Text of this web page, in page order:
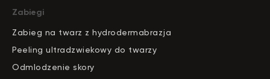
Zabiegi
Zabieg na twarz z hydrodermabrazja
Peeling ultradzwiekowy do twarzy
Odmlodzenie skory